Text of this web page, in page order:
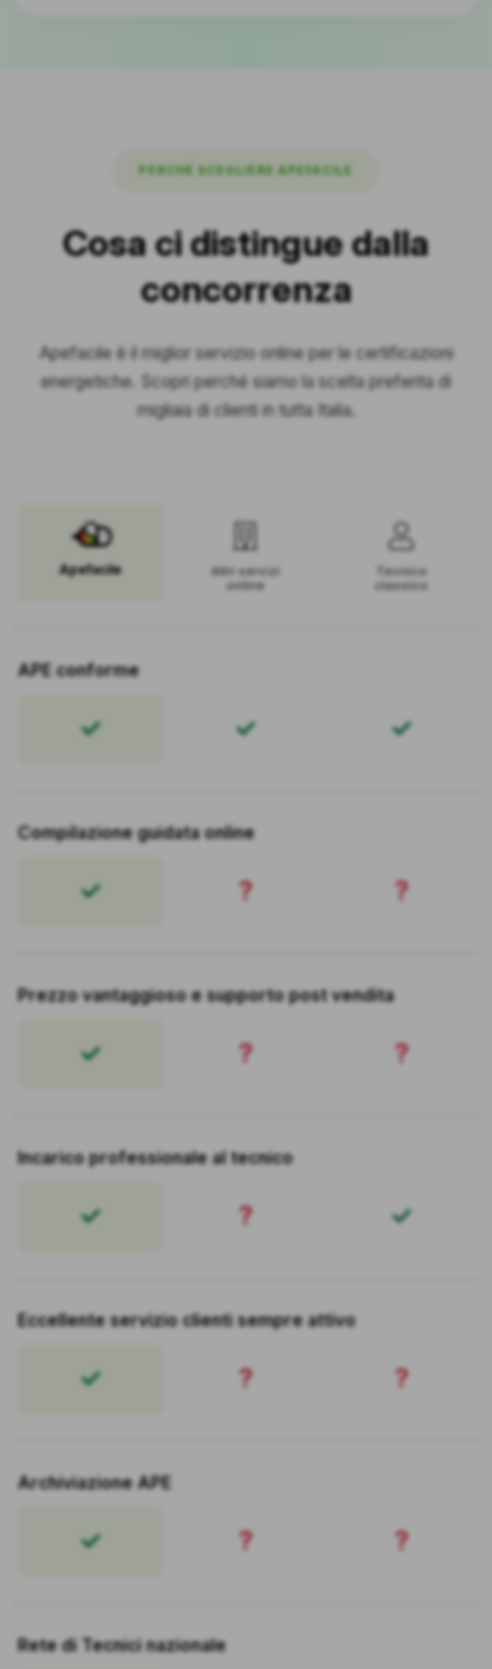
PERCHÉ SCEGLIERE APEFACILE
Cosa ci distingue dalla
concorrenza
Apefacile è il miglior servizio online per le certificazioni
energetiche. Scopri perché siamo la scelta preferita di
migliaia di clienti in tutta Italia.
Apefacile
Altri servizi
online
Tecnico
classico
APE conforme
Compilazione guidata online
? ?
Prezzo vantaggioso e supporto post vendita
? ?
Incarico professionale al tecnico
?
Eccellente servizio clienti sempre attivo
? ?
Archiviazione APE
? ?
Rete di Tecnici nazionale